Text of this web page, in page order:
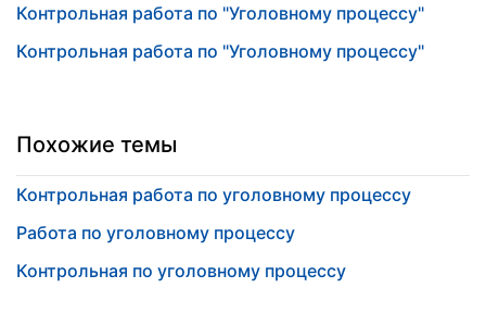
Контрольная работа по "Уголовному процессу"
Контрольная работа по "Уголовному процессу"
Похожие темы
Контрольная работа по уголовному процессу
Работа по уголовному процессу
Контрольная по уголовному процессу